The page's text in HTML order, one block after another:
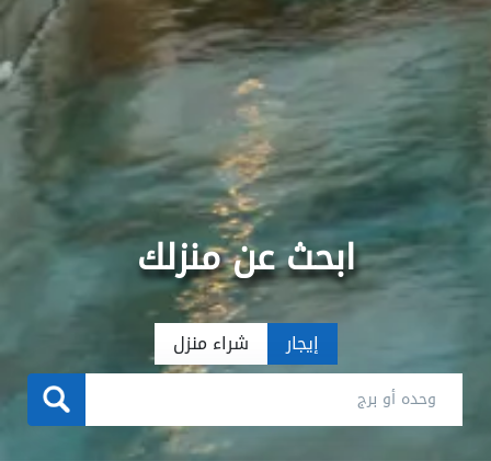
ابحث عن منزلك
إيجار شراء منزل